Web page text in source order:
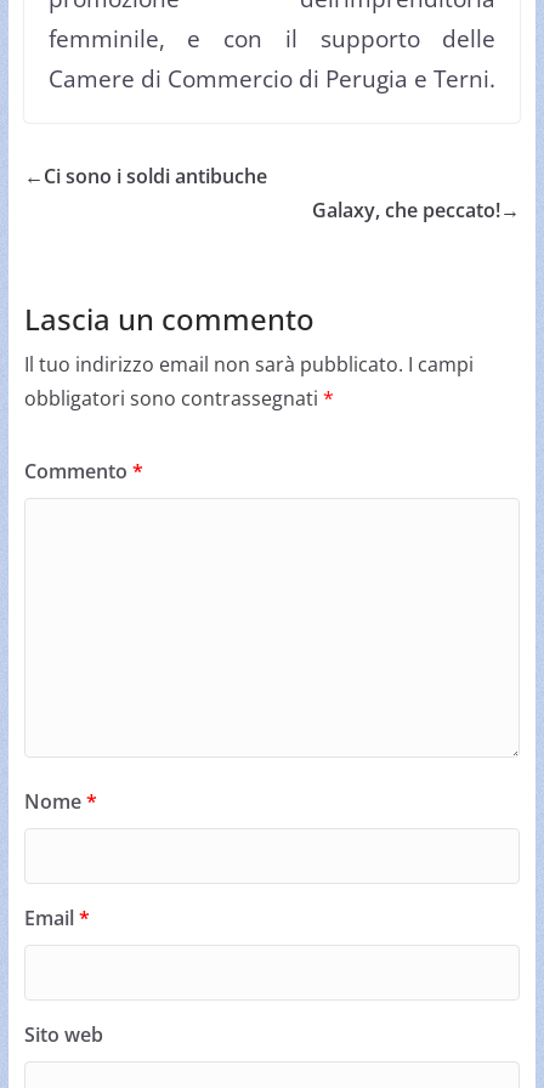
femminile, e con il supporto delle
Camere di Commercio di Perugia e Terni.
←Ci sono i soldi antibuche
Galaxy, che peccato!→
Lascia un commento
Il tuo indirizzo email non sarà pubblicato. I campi
obbligatori sono contrassegnati *
Commento *
Nome*
Email*
Sito web